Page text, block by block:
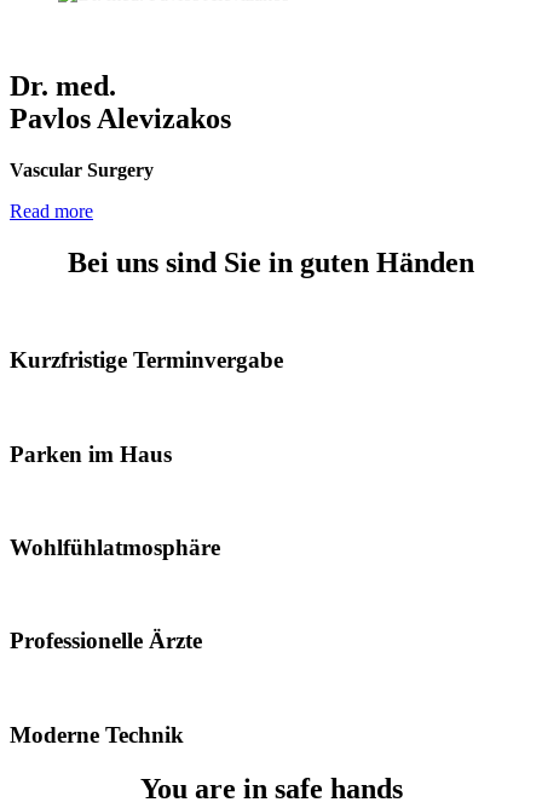
Dr. med.
Pavlos Alevizakos
Vascular Surgery
Read more
Bei uns sind Sie in guten Händen
Kurzfristige Terminvergabe
Parken im Haus
Wohlfühlatmosphäre
Professionelle Ärzte
Moderne Technik
You are in safe hands